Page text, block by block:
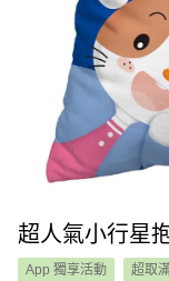
超人氣小行星
App 獨享活動 超取